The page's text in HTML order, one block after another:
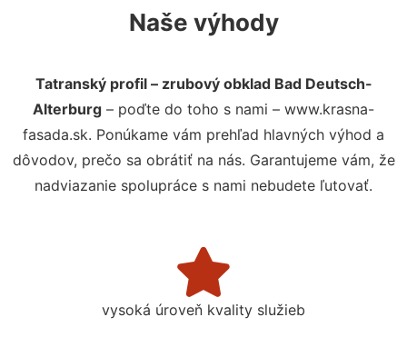
Naše výhody
Tatranský profil – zrubový obklad Bad Deutsch-
Alterburg – poďte do toho s nami – www.krasna-
fasada.sk. Ponúkame vám prehľad hlavných výhod a
dôvodov, prečo sa obrátiť na nás. Garantujeme vám, že
nadviazanie spolupráce s nami nebudete ľutovať.
vysoká úroveň kvality služieb